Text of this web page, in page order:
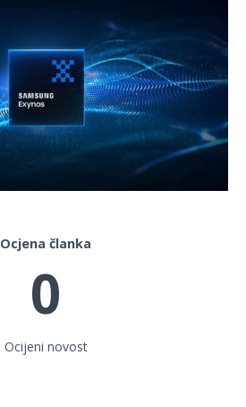
Ocjena članka
0
Ocijeni novost